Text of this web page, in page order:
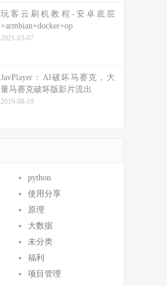
玩客云刷机教程-安卓底层
+armbian+docker+op
2021-03-07
JavPlayer：AI破坏马赛克，大
量马赛克破坏版影片流出
2019-08-19
python
使用分享
原理
大数据
未分类
福利
项目管理